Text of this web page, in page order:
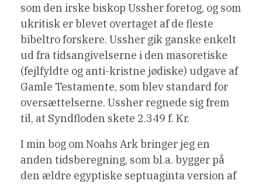
som den irske biskop Ussher foretog, og som
ukritisk er blevet overtaget af de fleste
bibeltro forskere. Ussher gik ganske enkelt
ud fra tidsangivelserne i den masoretiske
(fejlfyldte og anti-kristne jødiske) udgave af
Gamle Testamente, som blev standard for
oversættelserne. Ussher regnede sig frem
til, at Syndfloden skete 2.349 f. Kr.
I min bog om Noahs Ark bringer jeg en
anden tidsberegning, som bl.a. bygger på
den ældre egyptiske septuaginta version af